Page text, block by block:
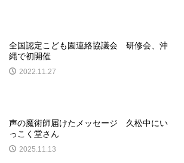
全国認定こども園連絡協議会 研修会、沖
縄で初開催
2022.11.27
声の魔術師届けたメッセージ 久松中にい
っこく堂さん
2025.11.13